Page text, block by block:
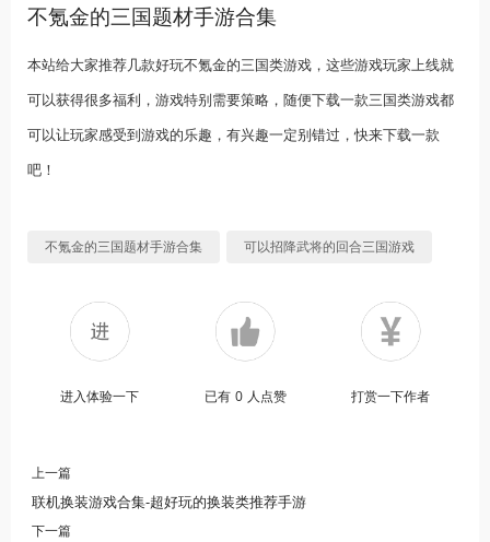
不氪金的三国题材手游合集
本站给大家推荐几款好玩不氪金的三国类游戏，这些游戏玩家上线就
可以获得很多福利，游戏特别需要策略，随便下载一款三国类游戏都
可以让玩家感受到游戏的乐趣，有兴趣一定别错过，快来下载一款
吧！
不氪金的三国题材手游合集 可以招降武将的回合三国游戏
进入体验一下 已有 0 人点赞 打赏一下作者
上一篇
联机换装游戏合集-超好玩的换装类推荐手游
下一篇